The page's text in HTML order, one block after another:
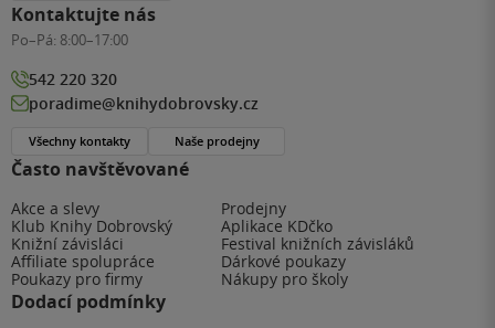
Často navštěvované
Akce a slevy
Prodejny
Klub Knihy Dobrovský
Aplikace KDčko
Knižní závisláci
Festival knižních závisláků
Affiliate spolupráce
Dárkové poukazy
Poukazy pro firmy
Nákupy pro školy
Dodací podmínky
Kontaktujte nás
Po–Pá: 8:00–17:00
542 220 320
poradime@knihydobrovsky.cz
Všechny kontakty Naše prodejny